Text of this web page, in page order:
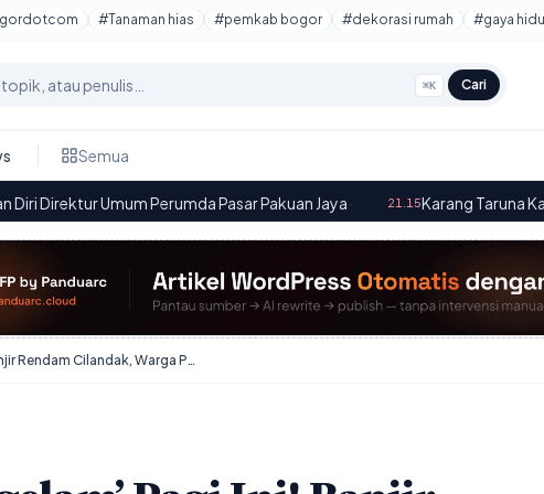
#Tanaman hias #pemkab bogor #dekorasi rumah #gaya
⌘K Cari
Semua
Pasar Pakuan Jaya· 21.15Karang Taruna Kabupaten Bogor:
Jakarta ‘Tenggelam’ Pagi Ini! Banjir Rendam Cilandak, Warga Panik